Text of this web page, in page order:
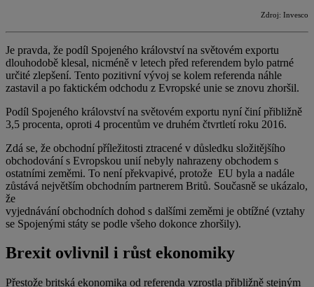
Zdroj: Invesco
Je pravda, že podíl Spojeného království na světovém exportu
dlouhodobě klesal, nicméně v letech před referendem bylo patrné
určité zlepšení. Tento pozitivní vývoj se kolem referenda náhle
zastavil a po faktickém odchodu z Evropské unie se znovu zhoršil.
Podíl Spojeného království na světovém exportu nyní činí přibližně
3,5 procenta, oproti 4 procentům ve druhém čtvrtletí roku 2016.
Zdá se, že obchodní příležitosti ztracené v důsledku složitějšího
obchodování s Evropskou unií nebyly nahrazeny obchodem s
ostatními zeměmi. To není překvapivé, protože EU byla a nadále
zůstává největším obchodním partnerem Britů. Současně se ukázalo,
že
vyjednávání obchodních dohod s dalšími zeměmi je obtížné (vztahy
se Spojenými státy se podle všeho dokonce zhoršily).
Brexit ovlivnil i růst ekonomiky
Přestože britská ekonomika od referenda vzrostla přibližně stejným